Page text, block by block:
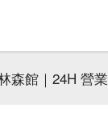
森館｜24H 營業